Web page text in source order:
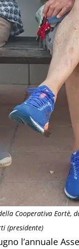
Cooperativa Eortè,
(presidente)
l’annuale